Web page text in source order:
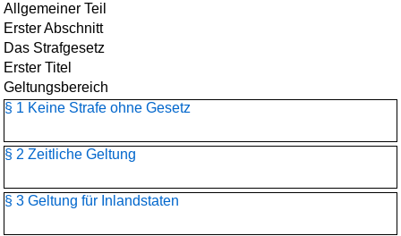
Allgemeiner Teil
Erster Abschnitt
Das Strafgesetz
Erster Titel
Geltungsbereich
§ 1 Keine Strafe ohne Gesetz
§ 2 Zeitliche Geltung
§ 3 Geltung für Inlandstaten